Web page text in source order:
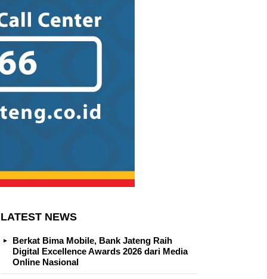
LATEST NEWS
Berkat Bima Mobile, Bank Jateng Raih
Digital Excellence Awards 2026 dari Media
Online Nasional